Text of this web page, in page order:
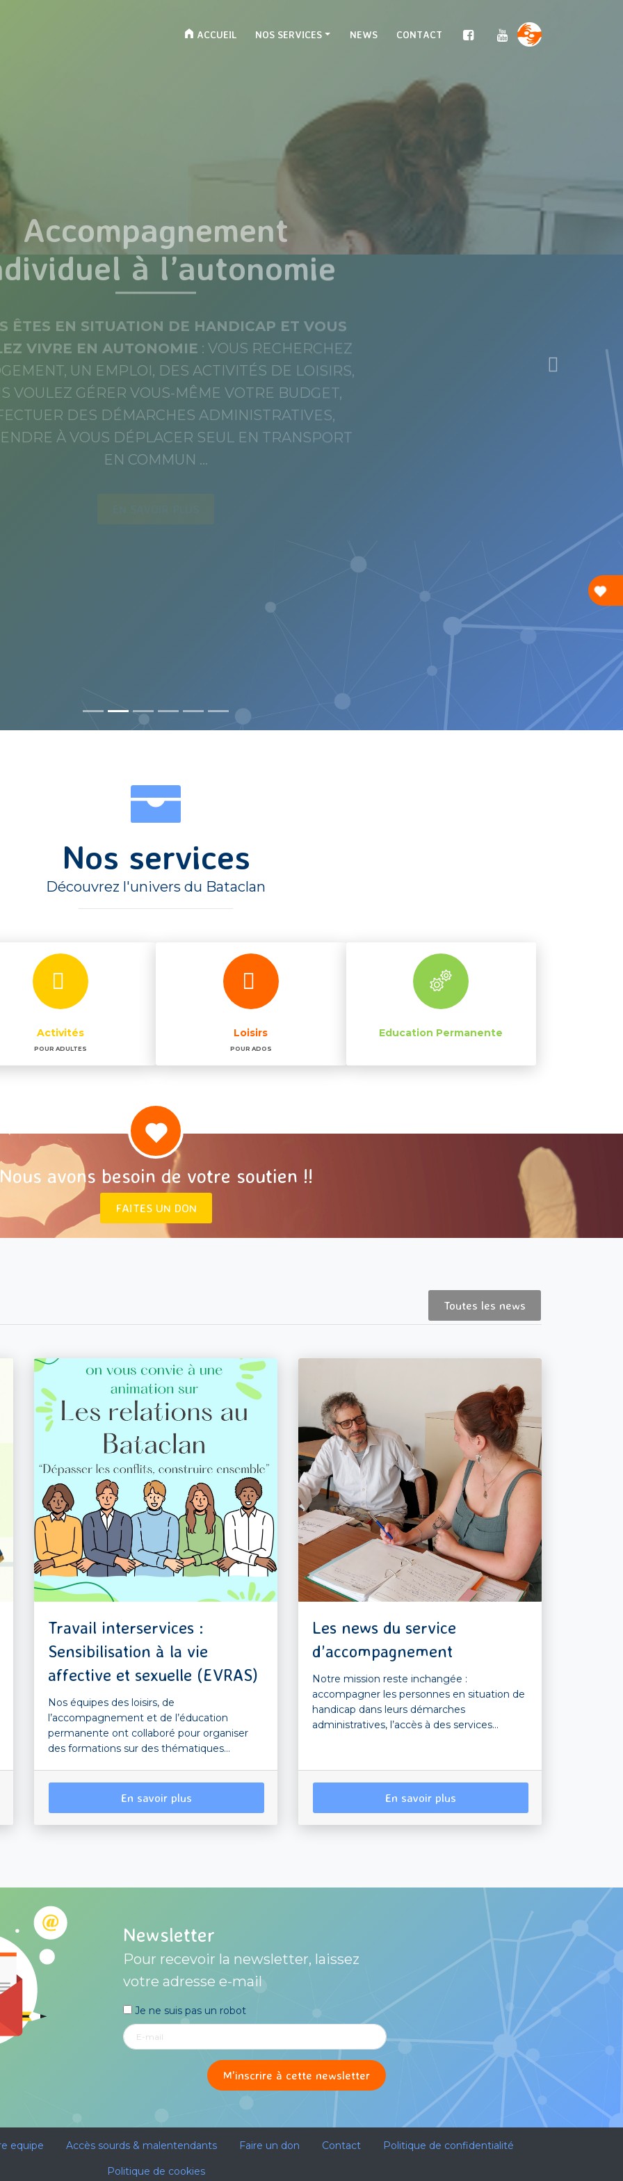
ACCUEIL NOS SERVICES NEWS CONTACT
Accompagnement
à l’autonomie
ÊTES EN SITUATION DE HANDICAP ET VOUS
UN EMPLOI, DES ACTIVITÉS DE LOISIRS,
VOULEZ GÉRER VOUS-MÊME VOTRE BUDGET,
DES DÉMARCHES ADMINISTRATIVES,
À VOUS DÉPLACER SEUL EN TRANSPORT
Nos services
Découvrez l'univers du Bataclan
Activités
POUR ADULTES
Loisirs
POUR ADOS
Education Permanente
avons besoin de votre soutien !!
FAITES UN DON
Toutes les news
Travail interservices :
Sensibilisation à la vie
affective et sexuelle (EVRAS)
Nos équipes des loisirs, de
l’accompagnement et de l’éducation
permanente ont collaboré pour organiser
des formations sur des thématiques...
En savoir plus
Les news du service
d’accompagnement
Notre mission reste inchangée :
accompagner les personnes en situation de
handicap dans leurs démarches
administratives, l’accès à des services...
En savoir plus
Newsletter
Pour recevoir la newsletter, laissez
votre adresse e-mail
Je ne suis pas un robot
equipe Accès sourds & malentendants Faire un don Contact Politique de confidentialité
Politique de cookies